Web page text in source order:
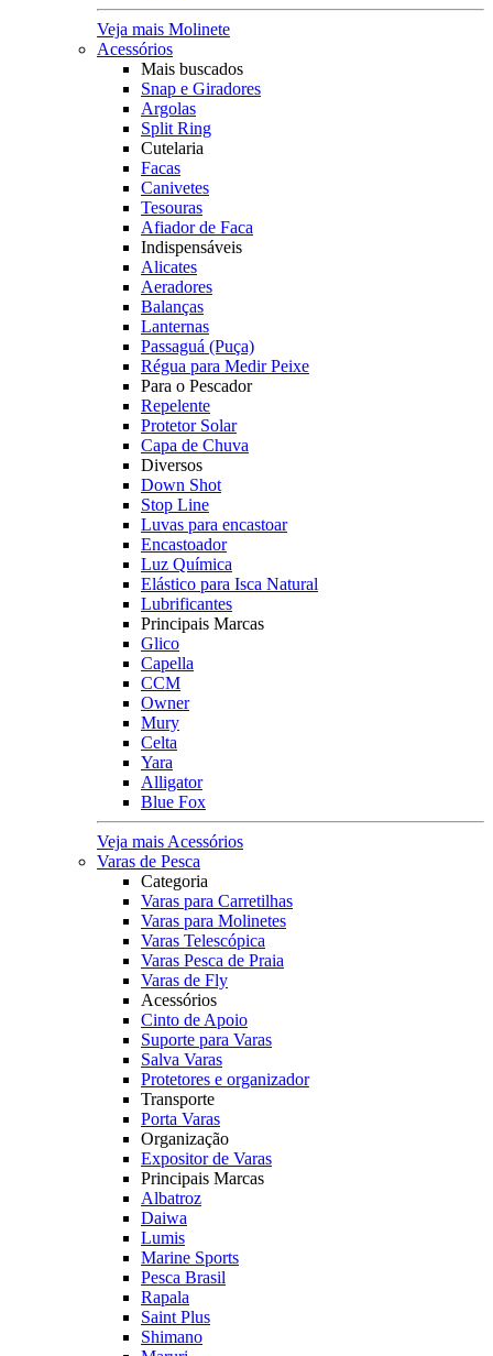
Veja mais Molinete
Acessórios
Mais buscados
Snap e Giradores
Argolas
Split Ring
Cutelaria
Facas
Canivetes
Tesouras
Afiador de Faca
Indispensáveis
Alicates
Aeradores
Balanças
Lanternas
Passaguá (Puça)
Régua para Medir Peixe
Para o Pescador
Repelente
Protetor Solar
Capa de Chuva
Diversos
Down Shot
Stop Line
Luvas para encastoar
Encastoador
Luz Química
Elástico para Isca Natural
Lubrificantes
Principais Marcas
Glico
Capella
CCM
Owner
Mury
Celta
Yara
Alligator
Blue Fox
Veja mais Acessórios
Varas de Pesca
Categoria
Varas para Carretilhas
Varas para Molinetes
Varas Telescópica
Varas Pesca de Praia
Varas de Fly
Acessórios
Cinto de Apoio
Suporte para Varas
Salva Varas
Protetores e organizador
Transporte
Porta Varas
Organização
Expositor de Varas
Principais Marcas
Albatroz
Daiwa
Lumis
Marine Sports
Pesca Brasil
Rapala
Saint Plus
Shimano